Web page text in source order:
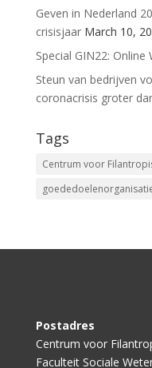
Geven in Nederland
crisisjaar March 10,
Special GIN22: Online
Steun van bedrijven
coronacrisis groter
Tags
Centrum voor
Postadres
Centrum voor
Faculteit Sociale